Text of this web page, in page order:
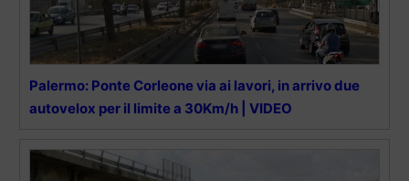
Palermo: Ponte Corleone via ai lavori, in arrivo due
autovelox per il limite a 30Km/h | VIDEO